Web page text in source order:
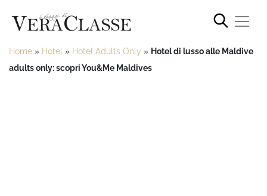
Home » Hotel » Hotel Adults Only » Hotel di lusso alle Maldive
adults only: scopri You&Me Maldives